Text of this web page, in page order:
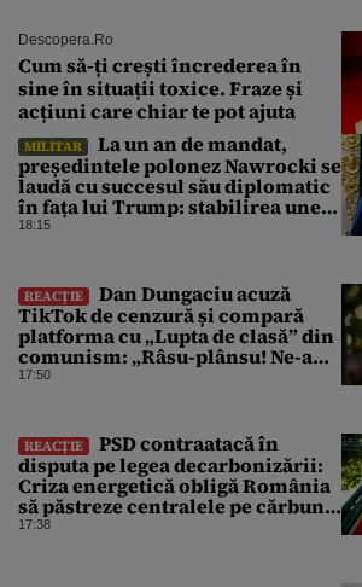
Descopera.ro
Cum să-ți crești încrederea în
sine în situații toxice. Fraze și
acțiuni care chiar te pot ajuta
MILITAR
La un an de mandat,
președintele polonez Nawrocki se
laudă cu succesul său diplomatic
în fața lui Trump: stabilirea unei
prezențe americane permanente
18:15
REACȚIE
Dan Dungaciu acuză
TikTok de cenzură și compară
platforma cu „Lupta de clasă” din
comunism: „Râsu-plânsu! Ne-am
întors de unde am plecat!”
17:50
REACȚIE
PSD contraatacă în
disputa pe legea decarbonizării:
Criza energetică obligă România
să păstreze centralele pe cărbune.
Bolojan, acuzat de duplicitate
17:38